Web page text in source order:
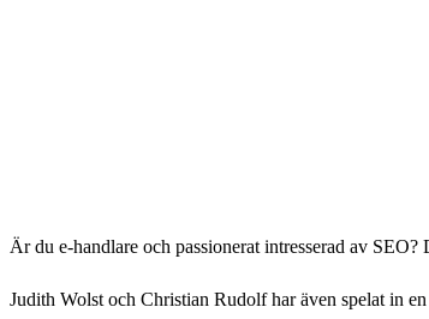
Är du e-handlare och passionerat intresserad av SEO?
Judith Wolst och Christian Rudolf har även spelat in